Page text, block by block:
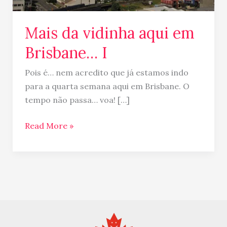
Mais da vidinha aqui em
Brisbane… I
Pois é… nem acredito que já estamos indo
para a quarta semana aqui em Brisbane. O
tempo não passa… voa! […]
Read More »